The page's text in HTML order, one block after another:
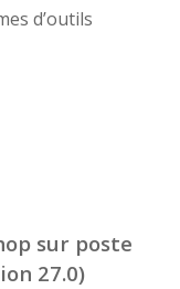
d’outils
sur poste
27.0)